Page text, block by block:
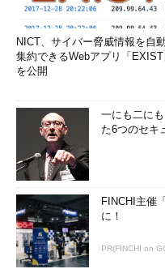
NICT、サイバー脅威情報を自
集約できるWebアプリ「EXIST
を公開
一にも二に
た6つのセキ
FINCHI主催
に！
PR(FINCHI on